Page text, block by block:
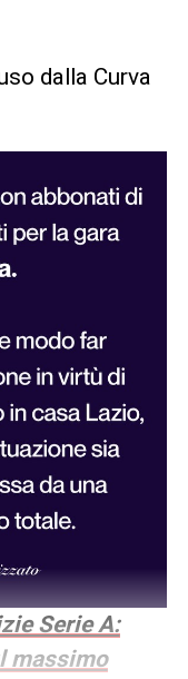
dalla Curva
Serie A:
massimo